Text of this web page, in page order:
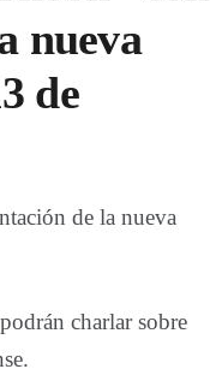
nueva
de
de la nueva
podrán charlar sobre